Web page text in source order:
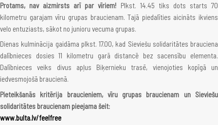
Protams, nav aizmirsts arī par vīriem! Plkst. 14.45 tiks dots starts 70
kilometru garajam vīru grupas braucienam. Tajā piedalīties aicināts ikviens
velo entuziasts, sākot no junioru vecuma grupas.
Dienas kulminācija gaidāma plkst. 17.00, kad Sieviešu solidaritātes brauciena
dalībnieces dosies 11 kilometru garā distancē bez sacensību elementa.
Dalībnieces veiks divus apļus Biķernieku trasē, vienojoties kopīgā un
iedvesmojošā braucienā.
Pieteikšanās kritērija braucieniem, vīru grupas braucienam un Sieviešu
solidaritātes braucienam pieejama šeit:
www.bulta.lv/feelfree